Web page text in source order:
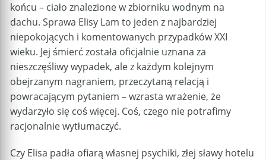
końcu – ciało znalezione w zbiorniku wodnym na
dachu. Sprawa Elisy Lam to jeden z najbardziej
niepokojących i komentowanych przypadków XXI
wieku. Jej śmierć została oficjalnie uznana za
nieszczęśliwy wypadek, ale z każdym kolejnym
obejrzanym nagraniem, przeczytaną relacją i
powracającym pytaniem – wzrasta wrażenie, że
wydarzyło się coś więcej. Coś, czego nie potrafimy
racjonalnie wytłumaczyć.
Czy Elisa padła ofiarą własnej psychiki, złej sławy hotelu